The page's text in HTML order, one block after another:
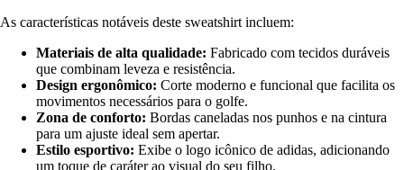
As características notáveis deste sweatshirt incluem:
Materiais de alta qualidade: Fabricado com tecidos duráveis
que combinam leveza e resistência.
Design ergonômico: Corte moderno e funcional que facilita os
movimentos necessários para o golfe.
Zona de conforto: Bordas caneladas nos punhos e na cintura
para um ajuste ideal sem apertar.
Estilo esportivo: Exibe o logo icônico de adidas, adicionando
um toque de caráter ao visual do seu filho.